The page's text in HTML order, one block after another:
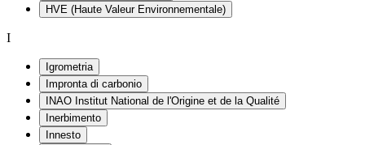
HVE (Haute Valeur Environnementale)
I
Igrometria
Impronta di carbonio
INAO Institut National de l'Origine et de la Qualité
Inerbimento
Innesto